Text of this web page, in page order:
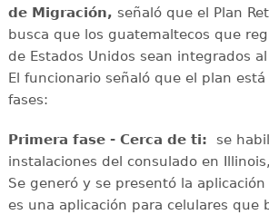
de Migración, señaló que el Plan
busca que los guatemaltecos que
de Estados Unidos sean integrados
El funcionario señaló que el plan
fases:
Primera fase - Cerca de ti: se
instalaciones del consulado en
Se generó y se presentó la
es una aplicación para celulares que